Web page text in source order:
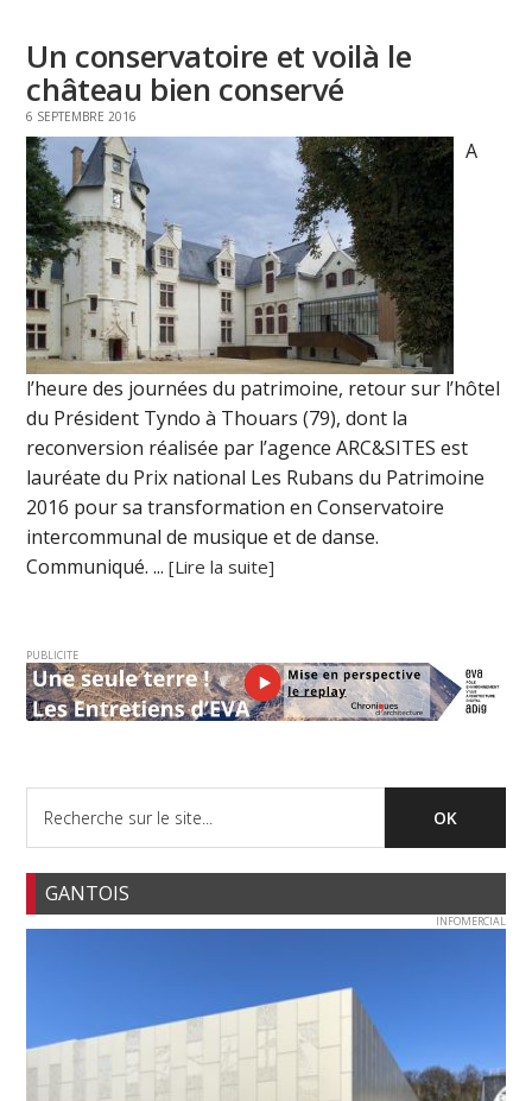
Un conservatoire et voilà le
château bien conservé
6 SEPTEMBRE 2016
A
l’heure des journées du patrimoine, retour sur l’hôtel
du Président Tyndo à Thouars (79), dont la
reconversion réalisée par l’agence ARC&SITES est
lauréate du Prix national Les Rubans du Patrimoine
2016 pour sa transformation en Conservatoire
intercommunal de musique et de danse.
Communiqué. ...[Lire la suite]
PUBLICITE
GANTOIS
INFOMERCIAL